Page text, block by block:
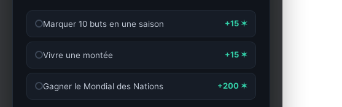
Marquer 10 buts en une saison +15 ✶
Vivre une montée +15 ✶
Gagner le Mondial des Nations +200 ✶